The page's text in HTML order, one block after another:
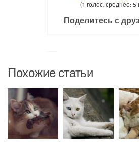
(1 голос, среднее: 5
Поделитесь с
Похожие статьи